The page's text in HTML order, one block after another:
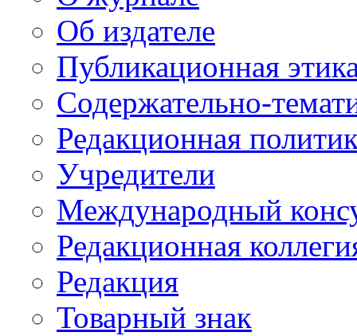
Об издателе
Публикационная
Содержательно-
Редакционная
Учредители
Международный
Редакционная
Редакция
Товарный знак